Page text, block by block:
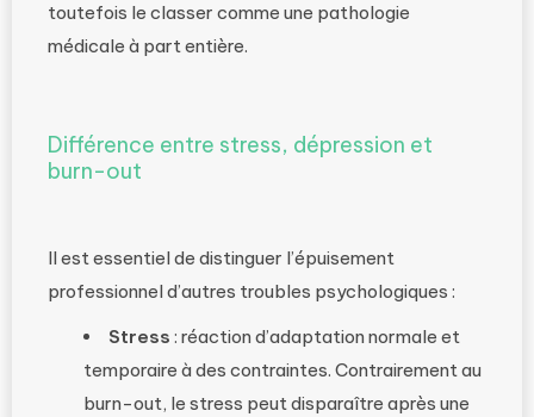
toutefois le classer comme une pathologie
médicale à part entière.
Différence entre stress, dépression et
burn-out
Il est essentiel de distinguer l’épuisement
professionnel d’autres troubles psychologiques :
Stress : réaction d’adaptation normale et
temporaire à des contraintes. Contrairement au
burn-out, le stress peut disparaître après une